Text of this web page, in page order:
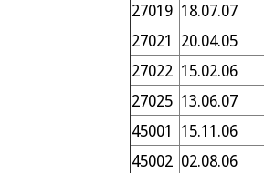
27019 18.07.07
27021 20.04.05
27022 15.02.06
27025 13.06.07
45001 15.11.06
45002 02.08.06